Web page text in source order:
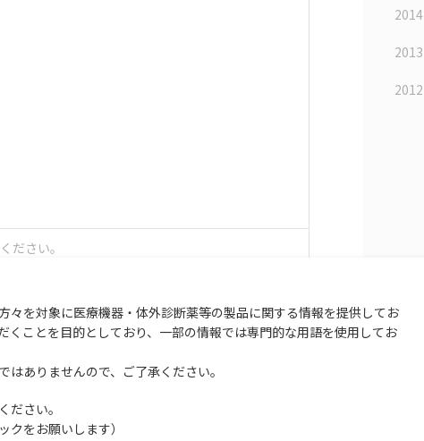
ださい。
2014
2013
2012
々を対象に医療機器・体外診断薬等の製品に関する情報を提供してお
くことを目的としており、一部の情報では専門的な用語を使用してお
ありませんので、ご了承ください。
ださい。
クをお願いします）